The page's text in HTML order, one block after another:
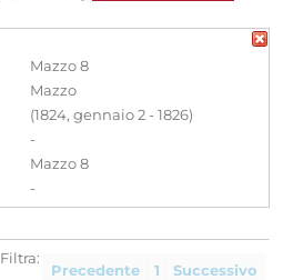
Mazzo 8
Mazzo
(1824, gennaio 2 - 1826)
-
Mazzo 8
-
Precedente 1 Successivo
Filtra: